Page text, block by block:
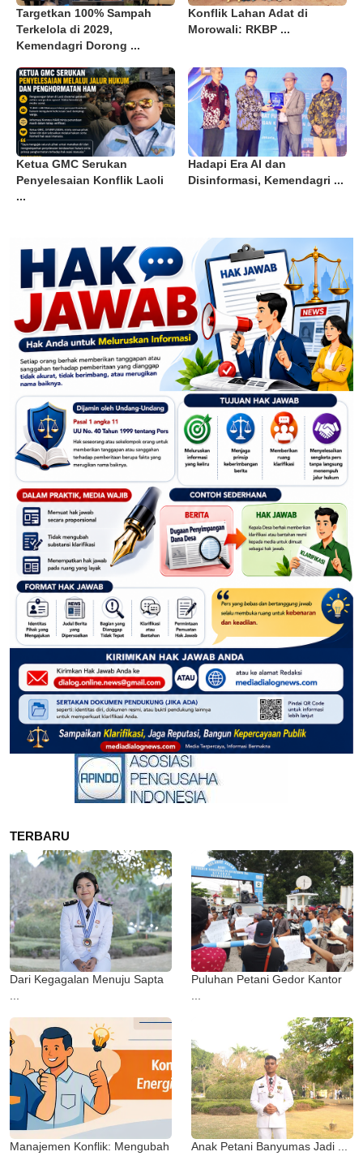
Targetkan 100% Sampah
Terkelola di 2029,
Kemendagri Dorong ...
Konflik Lahan Adat di
Morowali: RKBP ...
Ketua GMC Serukan
Penyelesaian Konflik Laoli
...
Hadapi Era AI dan
Disinformasi, Kemendagri ...
TERBARU
Dari Kegagalan Menuju Sapta
...
Puluhan Petani Gedor Kantor
...
Manajemen Konflik: Mengubah
Anak Petani Banyumas Jadi ...